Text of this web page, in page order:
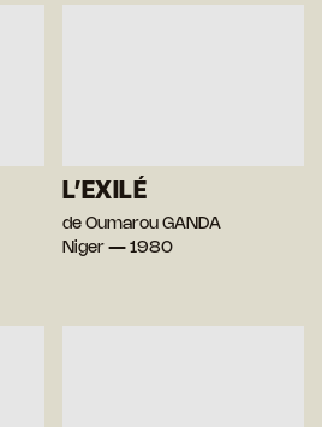
L’EXILÉ
de Oumarou GANDA
Niger — 1980